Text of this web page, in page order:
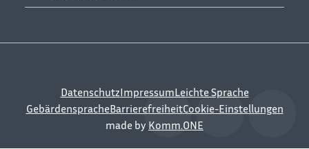
DatenschutzImpressumLeichte Sprache
GebärdenspracheBarrierefreiheitCookie-Einstellungen
made by Komm.ONE